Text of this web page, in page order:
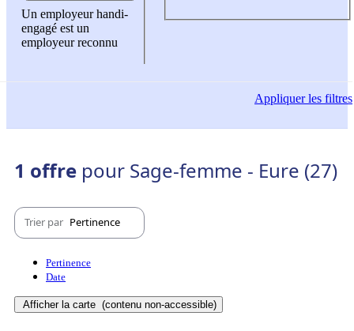
Un employeur handi-
engagé est un
employeur reconnu
Appliquerles filtres
1 offre pour Sage-femme - Eure (27)
Trier par Pertinence
Pertinence
Date
Afficher la carte (contenu non-accessible)